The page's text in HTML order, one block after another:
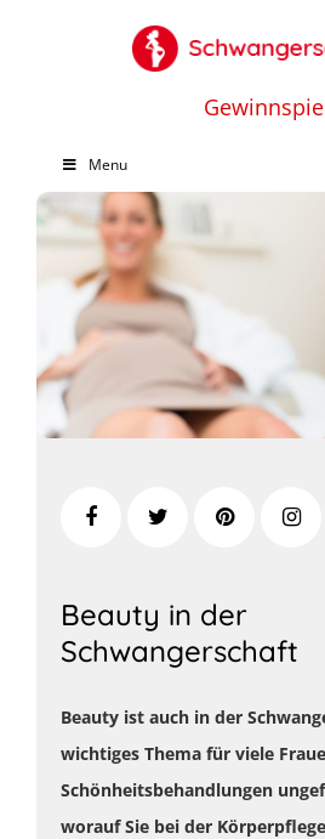
Menu
Beauty in der
Schwangerschaft
Beauty ist auch in der
wichtiges Thema für viele
Schönheitsbehandlungen
worauf Sie bei der